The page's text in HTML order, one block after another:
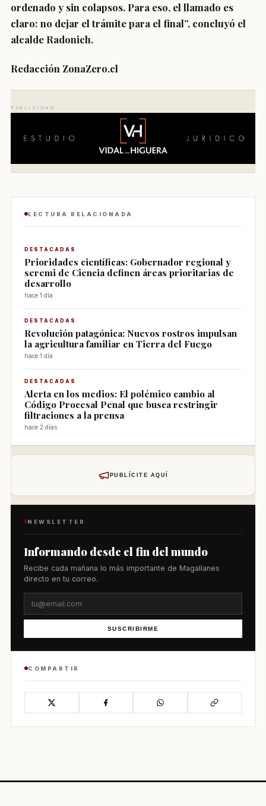
ordenado y sin colapsos. Para eso, el llamado es
claro: no dejar el trámite para el final”, concluyó el
alcalde Radonich.
Redacción ZonaZero.cl
PUBLICIDAD
LECTURA RELACIONADA
DESTACADAS
Prioridades científicas: Gobernador regional y
seremi de Ciencia definen áreas prioritarias de
desarrollo
hace 1 día
DESTACADAS
Revolución patagónica: Nuevos rostros impulsan
la agricultura familiar en Tierra del Fuego
hace 1 día
DESTACADAS
Alerta en los medios: El polémico cambio al
Código Procesal Penal que busca restringir
filtraciones a la prensa
hace 2 días
PUBLÍCITE AQUÍ
NEWSLETTER
Informando desde el fin del mundo
Recibe cada mañana lo más importante de Magallanes
directo en tu correo.
SUSCRIBIRME
COMPARTIR